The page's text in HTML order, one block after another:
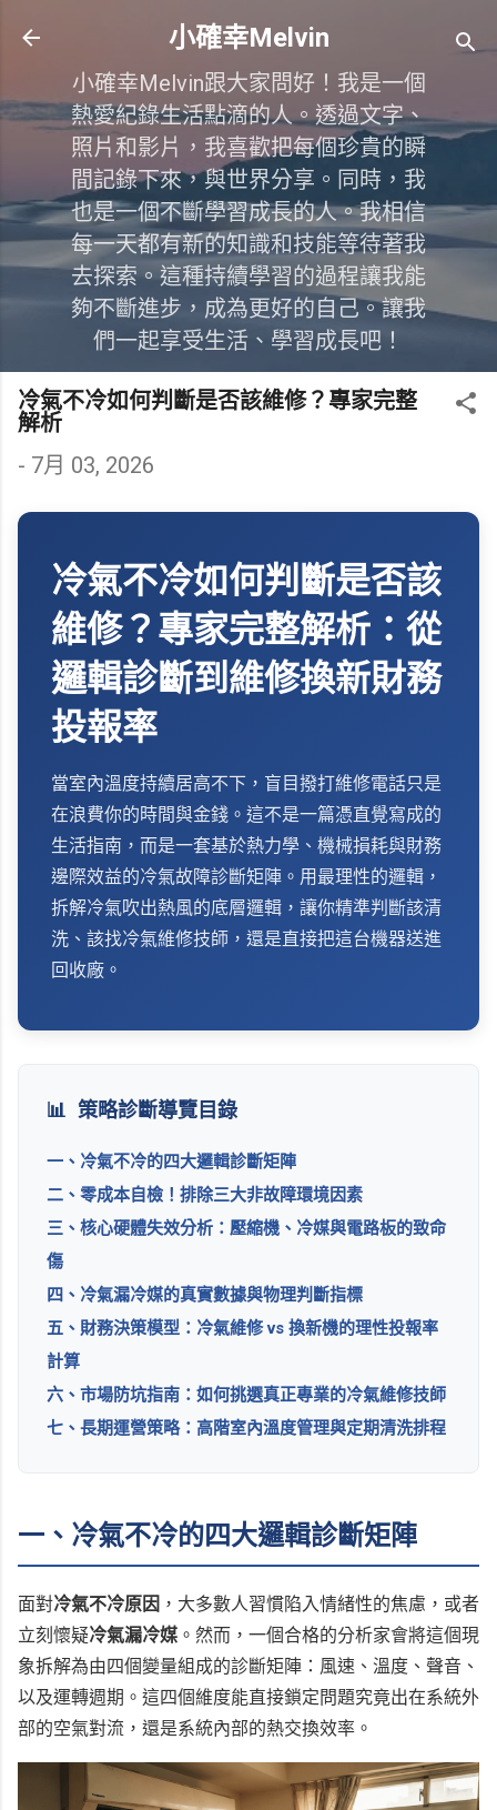
跳到主要內容
小確幸Melvin
小確幸Melvin跟大家問好！我是一個
熱愛紀錄生活點滴的人。透過文字、
照片和影片，我喜歡把每個珍貴的瞬
間記錄下來，與世界分享。同時，我
也是一個不斷學習成長的人。我相信
每一天都有新的知識和技能等待著我
去探索。這種持續學習的過程讓我能
夠不斷進步，成為更好的自己。讓我
們一起享受生活、學習成長吧！
冷氣不冷如何判斷是否該維修？專家完整
解析
- 7月 03, 2026
冷氣不冷如何判斷是否該
維修？專家完整解析：從
邏輯診斷到維修換新財務
投報率
當室內溫度持續居高不下，盲目撥打維修電話只是
在浪費你的時間與金錢。這不是一篇憑直覺寫成的
生活指南，而是一套基於熱力學、機械損耗與財務
邊際效益的冷氣故障診斷矩陣。用最理性的邏輯，
拆解冷氣吹出熱風的底層邏輯，讓你精準判斷該清
洗、該找冷氣維修技師，還是直接把這台機器送進
回收廠。
📊 策略診斷導覽目錄
一、冷氣不冷的四大邏輯診斷矩陣
二、零成本自檢！排除三大非故障環境因素
三、核心硬體失效分析：壓縮機、冷媒與電路板的致命
傷
四、冷氣漏冷媒的真實數據與物理判斷指標
五、財務決策模型：冷氣維修 vs 換新機的理性投報率
計算
六、市場防坑指南：如何挑選真正專業的冷氣維修技師
七、長期運營策略：高階室內溫度管理與定期清洗排程
一、冷氣不冷的四大邏輯診斷矩陣
面對冷氣不冷原因 ，大多數人習慣陷入情緒性的焦慮，或者
立刻懷疑冷氣漏冷媒 。然而，一個合格的分析家會將這個現
象拆解為由四個變量組成的診斷矩陣：風速、溫度、聲音、
以及運轉週期。這四個維度能直接鎖定問題究竟出在系統外
部的空氣對流，還是系統內部的熱交換效率。